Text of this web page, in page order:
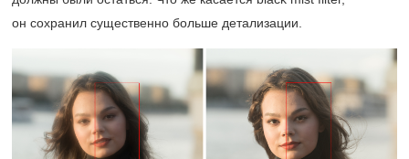
он сохранил существенно больше детализации.